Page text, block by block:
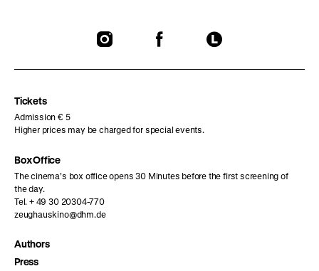
To
To
To
Tickets
Admission € 5
Higher prices may be charged for special events.
Box Office
The cinema’s box office opens 30 Minutes before the first screening of
the day.
Tel. + 49 30 20304-770
zeughauskino@dhm.de
Authors
Press